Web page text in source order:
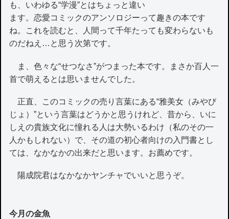
も、いわゆる“学漫”とはちょっと違い
ます。恋愛コミックのアンソロジーって趣きの本です
ね。これを読むと、人間って千年たっても変わらないも
のだねえ…と思う次第です。
ま、色々な“せつなさ”がつまった本です。まさか百人一
首で萌えるとは思いませんでした。
正直、このコミックの売り言葉にある“雅美女（みやび
じょ）”という言葉はどうかと思うけれど、昔から、いに
しえの貴族文化に憧れる人は大勢いるわけ（私のその一
人かもしれない）で、その道の初心者向けの入門書とし
ては、なかなかの出来だと思います。お薦めです。
陽成院君はなかなかヤンチャでいいと思うぞ。
今月の金魚